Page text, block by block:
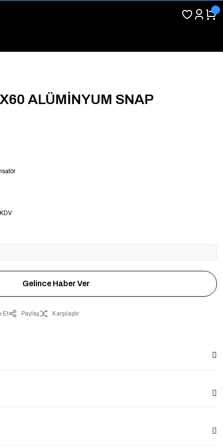
ALÜMİNYUM SNAP
Gelince Haber Ver
Et Paylaş Karşılaştır